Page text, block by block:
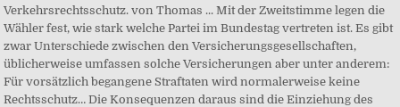
Verkehrsrechtsschutz. von Thomas ... Mit der Zweitstimme legen die
Wähler fest, wie stark welche Partei im Bundestag vertreten ist. Es gibt
zwar Unterschiede zwischen den Versicherungsgesellschaften,
üblicherweise umfassen solche Versicherungen aber unter anderem:
Für vorsätzlich begangene Straftaten wird normalerweise keine
Rechtsschutz… Die Konsequenzen daraus sind die Einziehung des